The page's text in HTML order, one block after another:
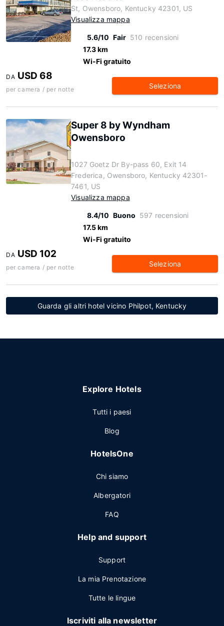
St, Owensboro, Kentucky 42301, US
Visualizza mappa
5.6/10 Fair 510 recensioni
17.3 km
Wi-Fi gratuito
DA USD 68
per camera / per notte Seleziona
Super 8 by Wyndham
Owensboro
1027 Goetz Dr By-pass 60, Exit 14
Frederica, Owensboro, Kentucky 42301-
7461, US
Visualizza mappa
8.4/10 Buono 597 recensioni
17.5 km
Wi-Fi gratuito
DA USD 102
per camera / per notte Seleziona
Guarda gli altri hotel vicino Philpot, Kentucky
Explore Hotels
Tutti i paesi
Blog
HotelsOne
Chi siamo
Albergatori
FAQ
Help and support
Support
La mia Prenotazione
Tutte le lingue
Iscriviti alla newsletter